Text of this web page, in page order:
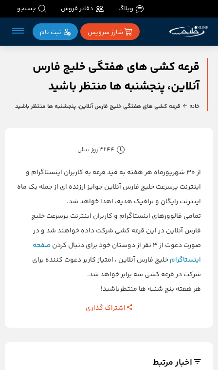
وبلاگ دفاتر فروش جستجو
شارژ سرویس ثبت‌ نام
قرعه کشی های هفتگی خلیج فارس
آنلاین، پنجشنبه ها منتظر باشید
خانه قرعه کشی های هفتگی خلیج فارس آنلاین، پنجشنبه ها منتظر باشید
3244 روز پیش
از ۳۰ شهریورماه هر هفته به قید قرعه به کاربران اینستاگرام و
اینترنت پرسرعت خلیج فارس آنلاین جوایز ارزنده ای از جمله یک ماه
اینترنت رایگان و ترافیک هدیه، اهدا خواهد شد.
تمامی فالوورهای اینستاگرام و کاربران اینترنت پرسرعت خلیج
فارس آنلاین در این قرعه کشی شرکت داده خواهند شد و در
صورت دعوت از ۳ نفر از دوستان خود برای دنبال کردن
صفحه
اینستاگرامخلیج فارس آنلاین ، امتیاز کاربر دعوت کننده برای
شرکت در قرعه کشی سه برابر خواهد شد.
هر هفته پنج شنبه ها منتظرباشید!
اشتراک گذاری
اخبار مرتبط